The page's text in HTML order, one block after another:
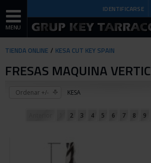
IDENTIFICARSE
TIENDA ONLINE KESA CUT KEY SPAIN
FRESAS MAQUINA
Ordenar +/- KESA
2 3 4 5 6 7 8 9